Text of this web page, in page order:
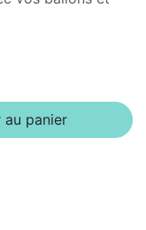
au panier